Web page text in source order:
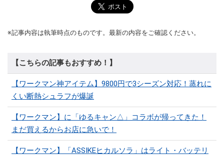
※記事内容は執筆時点のものです。最新の内容をご確認ください。
【こちらの記事もおすすめ！】
【ワークマン神アイテム】9800円で3シーズン対応！蒸れに
くい断熱シュラフが爆誕
【ワークマン】に「ゆるキャン△」コラボが帰ってきた！
まだ買えるからお店に急いで！
【ワークマン】「ASSIKEヒカルソラ」はライト・バッテリ